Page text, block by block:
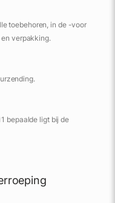
toebehoren, in de -voor
verpakking.
bepaalde ligt bij de